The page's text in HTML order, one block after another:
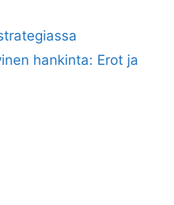
hankinta: Erot ja